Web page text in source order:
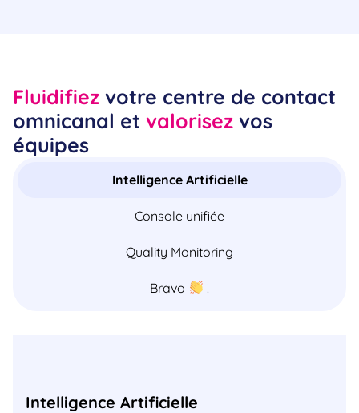
Fluidifiez votre centre de contact
omnicanal et valorisez vos
équipes
Intelligence Artificielle
Console unifiée
Quality Monitoring
Bravo !
Intelligence Artificielle